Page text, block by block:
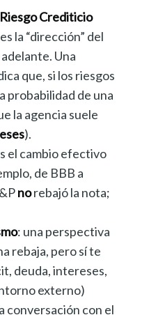
Crediticio
la “dirección” del
Una
que, si los riesgos
probabilidad de una
la agencia suele
).
el cambio efectivo
de BBB a
norebajó la nota;
: una perspectiva
rebaja, pero sí te
deuda, intereses,
externo)
conversación con el